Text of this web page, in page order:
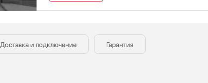
Доставка и подключение Гарантия